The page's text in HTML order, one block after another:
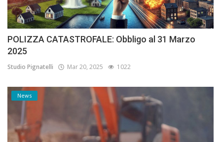
POLIZZA CATASTROFALE: Obbligo al 31 Marzo
2025
Studio Pignatelli Mar 20, 2025 1022
News